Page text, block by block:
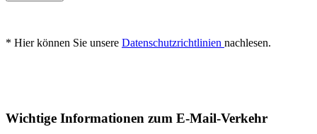
* Hier können Sie unsere Datenschutzrichtlinien nachlesen.
Wichtige Informationen zum E-Mail-Verkehr